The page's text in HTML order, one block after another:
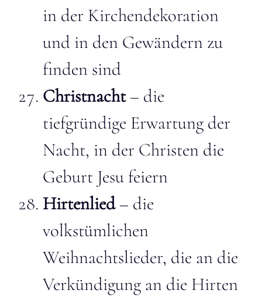
in der Kirchendekoration
und in den Gewändern zu
finden sind
Christnacht– die
tiefgründige Erwartung der
Nacht, in der Christen die
Geburt Jesu feiern
Hirtenlied– die
volkstümlichen
Weihnachtslieder, die an die
Verkündigung an die Hirten